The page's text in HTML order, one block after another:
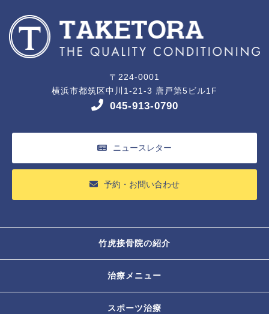
〒224-0001
横浜市都筑区中川1-21-3 唐戸第5ビル1F
045-913-0790
ニュースレター
予約・お問い合わせ
竹虎接骨院の紹介
治療メニュー
スポーツ治療